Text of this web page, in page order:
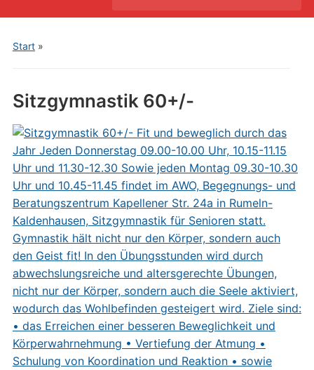
menu
Start»
Sitzgymnastik 60+/-